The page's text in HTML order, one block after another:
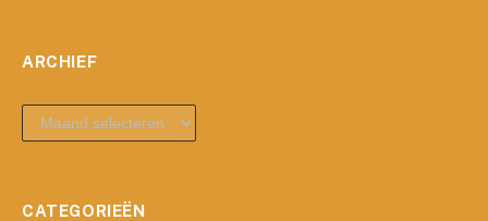
ARCHIEF
archief
CATEGORIEËN